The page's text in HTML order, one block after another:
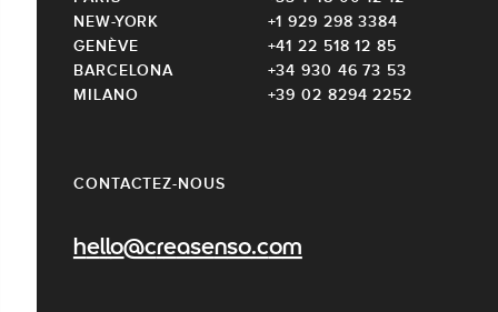
CONTACTEZ-NOUS
hello@creasenso.com
NEW-YORK
+1 929 298 3384
GENÈVE
+41 22 518 12 85
BARCELONA
+34 930 46 73 53
MILANO
+39 02 8294 2252